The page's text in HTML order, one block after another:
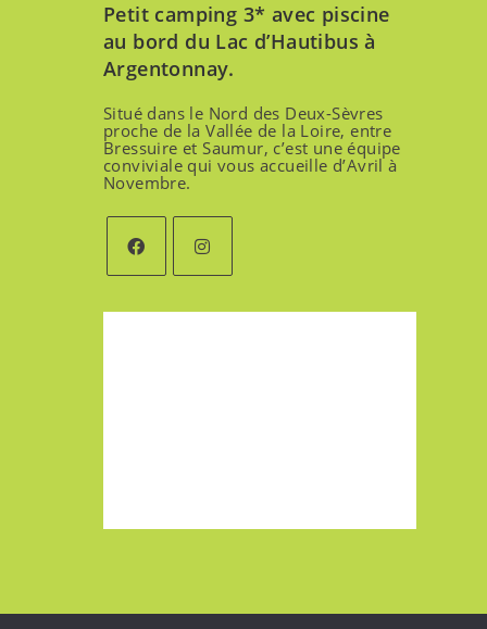
Petit camping 3* avec piscine
au bord du Lac d’Hautibus à
Argentonnay.
Situé dans le Nord des Deux-Sèvres
proche de la Vallée de la Loire, entre
Bressuire et Saumur, c’est une équipe
conviviale qui vous accueille d’Avril à
Novembre.